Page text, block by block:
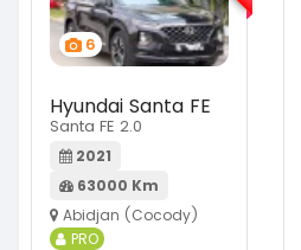
6
Hyundai Santa FE
Santa FE 2.0
2021
63000 Km
Abidjan (Cocody)
PRO